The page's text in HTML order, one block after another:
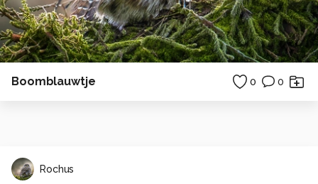
Boomblauwtje 0 0
Rochus